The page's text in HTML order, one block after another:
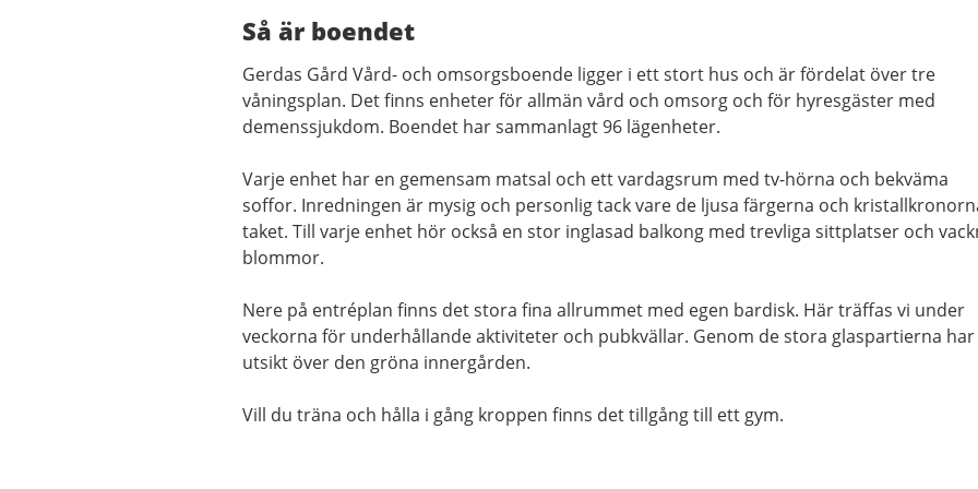
Så är boendet
Gerdas Gård Vård- och omsorgsboende ligger i ett stort hus och är fördelat över tre
våningsplan. Det finns enheter för allmän vård och omsorg och för hyresgäster med
demenssjukdom. Boendet har sammanlagt 96 lägenheter.
Varje enhet har en gemensam matsal och ett vardagsrum med tv-hörna och bekväma
soffor. Inredningen är mysig och personlig tack vare de ljusa färgerna och
taket. Till varje enhet hör också en stor inglasad balkong med trevliga sittplatser och
blommor.
Nere på entréplan finns det stora fina allrummet med egen bardisk. Här träffas vi under
veckorna för underhållande aktiviteter och pubkvällar. Genom de stora glaspartierna
utsikt över den gröna innergården.
Vill du träna och hålla i gång kroppen finns det tillgång till ett gym.